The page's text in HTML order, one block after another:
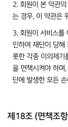
2. 회원이 본 약관
는 경우, 이 약관은
3. 회원이 서비스를
인하여 재단이 당해
롯한 각종 이의제기
을 면책시켜야 하며
단에 발생한 모든
제18조 (면책조